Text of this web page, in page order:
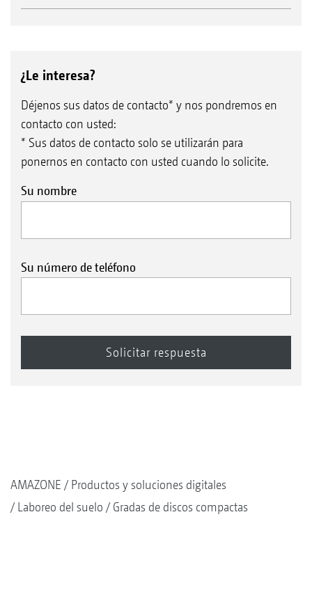
¿Le interesa?
Déjenos sus datos de contacto* y nos pondremos en
contacto con usted:
* Sus datos de contacto solo se utilizarán para
ponernos en contacto con usted cuando lo solicite.
Su nombre
Su número de teléfono
AMAZONE
Productos y soluciones digitales
Laboreo del suelo
Gradas de discos compactas